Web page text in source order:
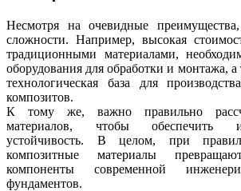
Несмотря на очевидные
сложности. Например, высокая
традиционными материалами,
оборудования для обработки и монтажа, а
технологическая база для
композитов.
К тому же, важно правильно
материалов, чтобы обеспечить
устойчивость. В целом, при
композитные материалы
компоненты современной
фундаментов.